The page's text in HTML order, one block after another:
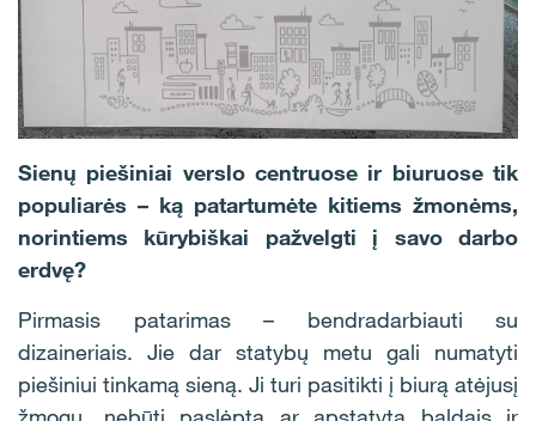
Sienų piešiniai verslo centruose ir biuruose tik
populiarės – ką patartumėte kitiems žmonėms,
norintiems kūrybiškai pažvelgti į savo darbo
erdvę?
Pirmasis patarimas – bendradarbiauti su
dizaineriais. Jie dar statybų metu gali numatyti
piešiniui tinkamą sieną. Ji turi pasitikti į biurą atėjusį